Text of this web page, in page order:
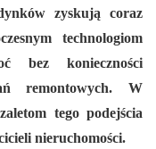
zyskują coraz
technologiom
bez konieczności
remontowych. W
tego podejścia
nieruchomości.